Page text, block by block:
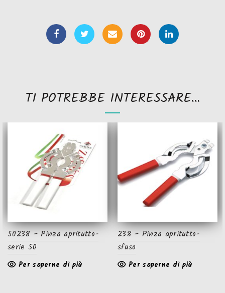
TI POTREBBE INTERESSARE…
50238 – Pinza apritutto-
serie 50
Per saperne di più
238 – Pinza apritutto-
sfuso
Per saperne di più